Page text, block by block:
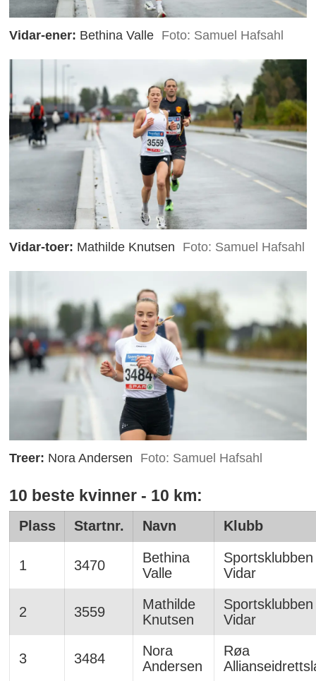
Vidar-ener: Bethina Valle Foto: Samuel Hafsahl
Vidar-toer: Mathilde Knutsen Foto: Samuel Hafsahl
Treer: Nora Andersen Foto: Samuel Hafsahl
10 beste kvinner - 10 km:
Plass Startnr. Navn Klubb
1 3470
Bethina
Valle
Sportsklubben
Vidar
2 3559
Mathilde
Knutsen
Sportsklubben
Vidar
3 3484
Nora
Andersen
Røa